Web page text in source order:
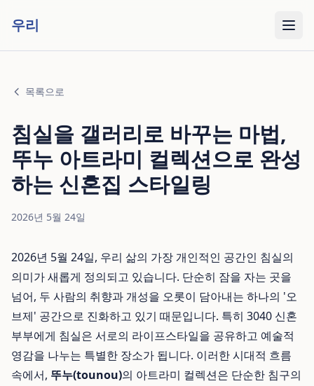
우리
목록으로
침실을 갤러리로 바꾸는 마법,
뚜누 아트라미 컬렉션으로 완성
하는 신혼집 스타일링
2026년 5월 24일
2026년 5월 24일, 우리 삶의 가장 개인적인 공간인 침실의
의미가 새롭게 정의되고 있습니다. 단순히 잠을 자는 곳을
넘어, 두 사람의 취향과 개성을 오롯이 담아내는 하나의 '오
브제' 공간으로 진화하고 있기 때문입니다. 특히 3040 신혼
부부에게 침실은 서로의 라이프스타일을 공유하고 예술적
영감을 나누는 특별한 장소가 됩니다. 이러한 시대적 흐름
속에서, 뚜누(tounou)의 아트라미 컬렉션은 단순한 침구의